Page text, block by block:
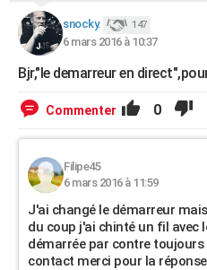
S'inscrire
Se connecter
Lycées
Collèges
Primaires
Universités
Entreprises
Service militaire
Avis de recherche
AVIS DE DÉCÈS
FORUM
Bricolage
Lifestyle
Culture
Sport
Auto
Television
Voyage
Cinema
snocky. 147
6 mars 2016 à 10:37
Bjr,"le demarreur en
Commenter 0
Filipe45
6 mars 2016 à 11:59
J'ai changé le démarreur
du coup j'ai chinté un fil avec
démarrée par contre
contact merci pour la réponse